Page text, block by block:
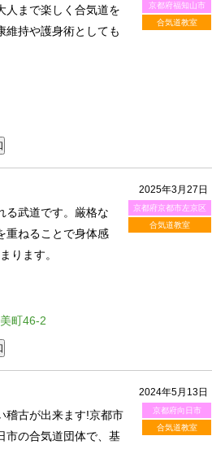
京都府福知山市
合気道教室
人まで楽しく合気道を
維持や護身術としても
2025年3月27日
京都府京都市左京区
合気道教室
る武道です。厳格な
重ねることで身体感
ります。
町46-2
2024年5月13日
京都府向日市
合気道教室
稽古が出来ます!京都市
市の合気道団体で、基